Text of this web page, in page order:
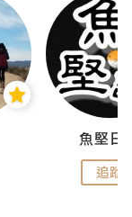
魚堅日
追蹤